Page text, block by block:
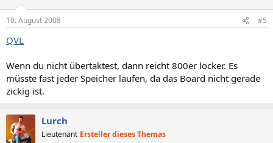
10. August 2008 #5
QVL
Wenn du nicht übertaktest, dann reicht 800er locker. Es
müsste fast jeder Speicher laufen, da das Board nicht gerade
zickig ist.
Lurch
Lieutenant Ersteller dieses Themas